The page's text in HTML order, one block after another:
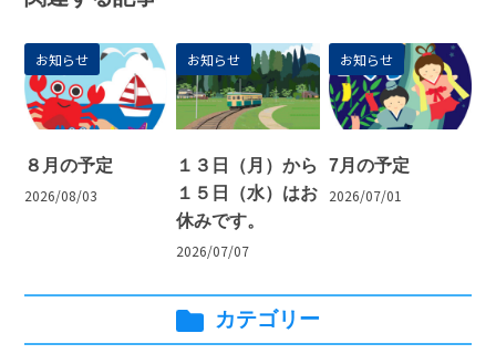
お知らせ
８月の予定
2026/08/03
お知らせ
１３日（月）から
１５日（水）はお
休みです。
2026/07/07
お知らせ
7月の予定
2026/07/01
カテゴリー